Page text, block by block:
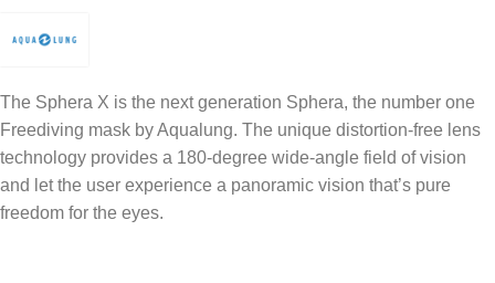
The Sphera X is the next generation Sphera, the number one
Freediving mask by Aqualung. The unique distortion-free lens
technology provides a 180-degree wide-angle field of vision
and let the user experience a panoramic vision that’s pure
freedom for the eyes.